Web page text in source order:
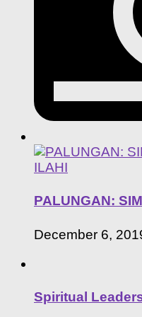
PALUNGAN:
December 6,
Spiritual